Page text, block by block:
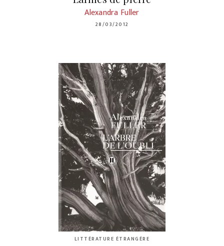
Alexandra Fuller
28/03/2012
LITTÉRATURE ÉTRANGÈRE